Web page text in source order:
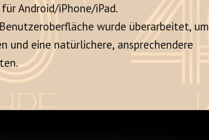
für Android/iPhone/iPad.
wurde überarbeitet, um
und eine natürlichere, ansprechendere